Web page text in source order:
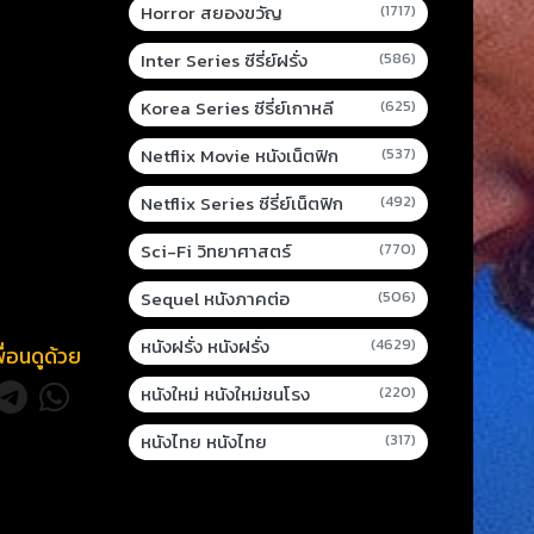
อนดูด้วย
Horror สยองขวัญ (1717)
Inter Series ซีรี่ย์ฝรั่ง (586)
Korea Series ซีรี่ย์เกาหลี (625)
Netflix Movie หนังเน็ตฟิก (537)
Netflix Series ซีรี่ย์เน็ตฟิก (492)
Sci-Fi วิทยาศาสตร์ (770)
Sequel หนังภาคต่อ (506)
หนังฝรั่ง หนังฝรั่ง (4629)
หนังใหม่ หนังใหม่ชนโรง (220)
หนังไทย หนังไทย (317)